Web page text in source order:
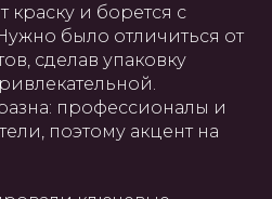
краску и борется с
было отличиться от
сделав упаковку
профессионалы и
поэтому акцент на